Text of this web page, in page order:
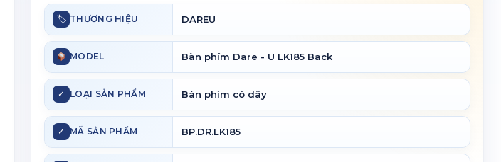
🏷 THƯƠNG HIỆU DAREU
MODEL Bàn phím Dare - U LK185 Back
✓ LOẠI SẢN PHẨM Bàn phím có dây
✓ MÃ SẢN PHẨM BP.DR.LK185